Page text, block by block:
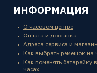
ИНФОРМАЦИЯ
О часовом центре
Оплата и доставка
Адреса сервиса и
Как выбрать ремешок на
Как поменять батарейку в
часах